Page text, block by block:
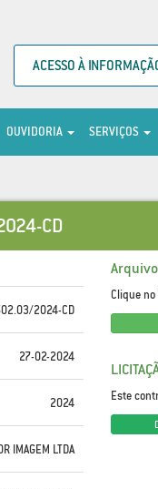
ACESSO À
OUVIDORIA SERVIÇOS
CD
2024-CD
27-02-2024
2024
IMAGEM LTDA
Clique
Este